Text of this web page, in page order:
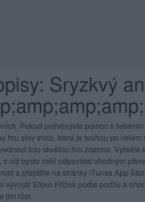
Sryzkvý
. Pokud potřebujete pomoc s
hru slov trivia, která je touhou po
tuto skvělou hru zdarma.
níž byste měli odpovídat vhodným
a přejděte na stránky iTunes App
Slovo Křížek podle podílu a
jim růst.